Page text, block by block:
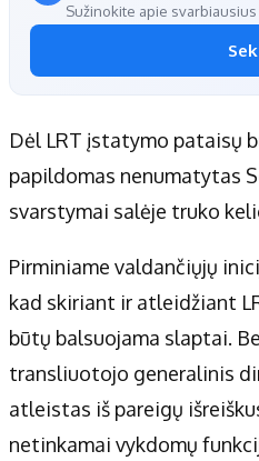
Sužinokite apie
Dėl LRT įstatymo pataisų
papildomas nenumatytas
svarstymai salėje truko
Pirminiame valdančiųjų
kad skiriant ir atleidžiant
būtų balsuojama slaptai.
transliuotojo generalinis
atleistas iš pareigų
netinkamai vykdomų